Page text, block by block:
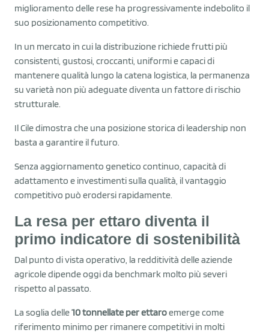
miglioramento delle rese ha progressivamente indebolito il
suo posizionamento competitivo.
In un mercato in cui la distribuzione richiede frutti più
consistenti, gustosi, croccanti, uniformi e capaci di
mantenere qualità lungo la catena logistica, la permanenza
su varietà non più adeguate diventa un fattore di rischio
strutturale.
Il Cile dimostra che una posizione storica di leadership non
basta a garantire il futuro.
Senza aggiornamento genetico continuo, capacità di
adattamento e investimenti sulla qualità, il vantaggio
competitivo può erodersi rapidamente.
La resa per ettaro diventa il
primo indicatore di sostenibilità
Dal punto di vista operativo, la redditività delle aziende
agricole dipende oggi da benchmark molto più severi
rispetto al passato.
La soglia delle10 tonnellate per ettaroemerge come
riferimento minimo per rimanere competitivi in molti